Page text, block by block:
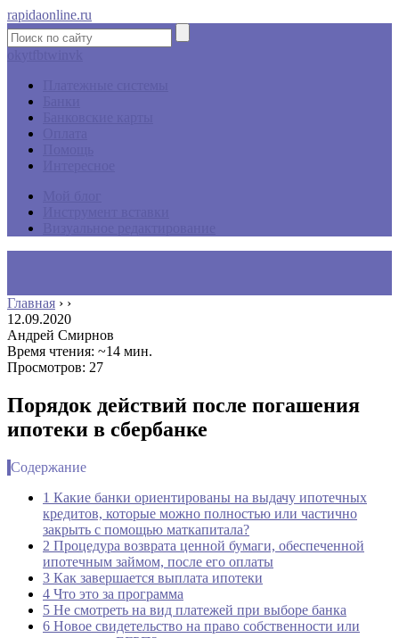
rapidaonline.ru
Главная › ›
12.09.2020
Андрей Смирнов
Время чтения: ~14 мин.
Просмотров: 27
Порядок действий после погашения
ипотеки в сбербанке
Содержание
1 Какие банки ориентированы на выдачу ипотечных
кредитов, которые можно полностью или частично
закрыть с помощью маткапитала?
2 Процедура возврата ценной бумаги, обеспеченной
ипотечным займом, после его оплаты
3 Как завершается выплата ипотеки
4 Что это за программа
5 Не смотреть на вид платежей при выборе банка
6 Новое свидетельство на право собственности или